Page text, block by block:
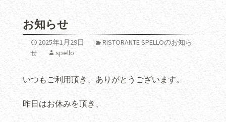
お知らせ
2025年1月29日
RISTORANTE SPELLOのお知ら
せ
spello
いつもご利用頂き、ありがとうございます。
昨日はお休みを頂き、